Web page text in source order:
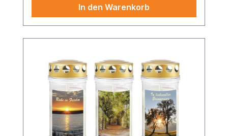
In den Warenkorb